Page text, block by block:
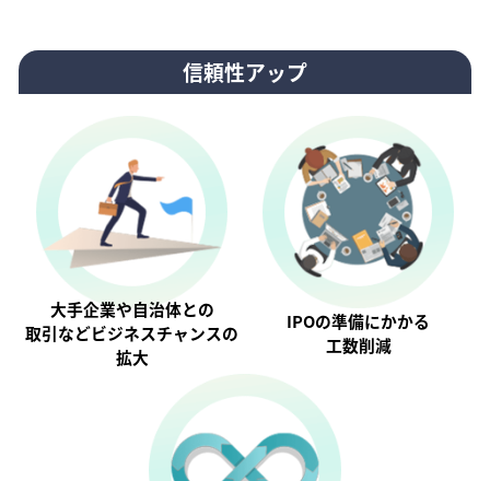
信頼性アップ
大手企業や自治体との
取引などビジネスチャンスの
拡大
IPOの準備にかかる
工数削減